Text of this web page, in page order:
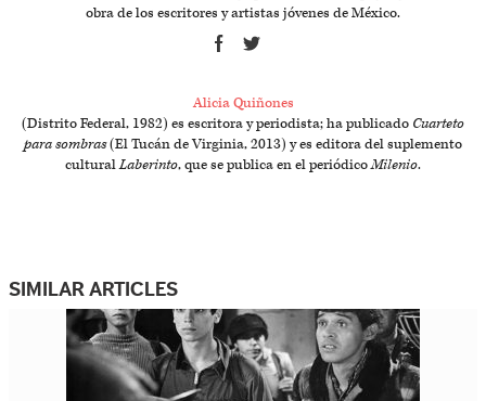
obra de los escritores y artistas jóvenes de México.
Alicia Quiñones
(Distrito Federal, 1982) es escritora y periodista; ha publicado Cuarteto
para sombras(El Tucán de Virginia, 2013) y es editora del suplemento
culturalLaberinto, que se publica en el periódicoMilenio.
SIMILAR ARTICLES